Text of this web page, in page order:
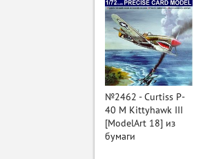
№2462 - Curtiss P-
40 M Kittyhawk III
[ModelArt 18] из
бумаги